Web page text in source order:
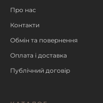
Про нас
Контакти
Обмін та повернення
Оплата і доставка
Публічний договір